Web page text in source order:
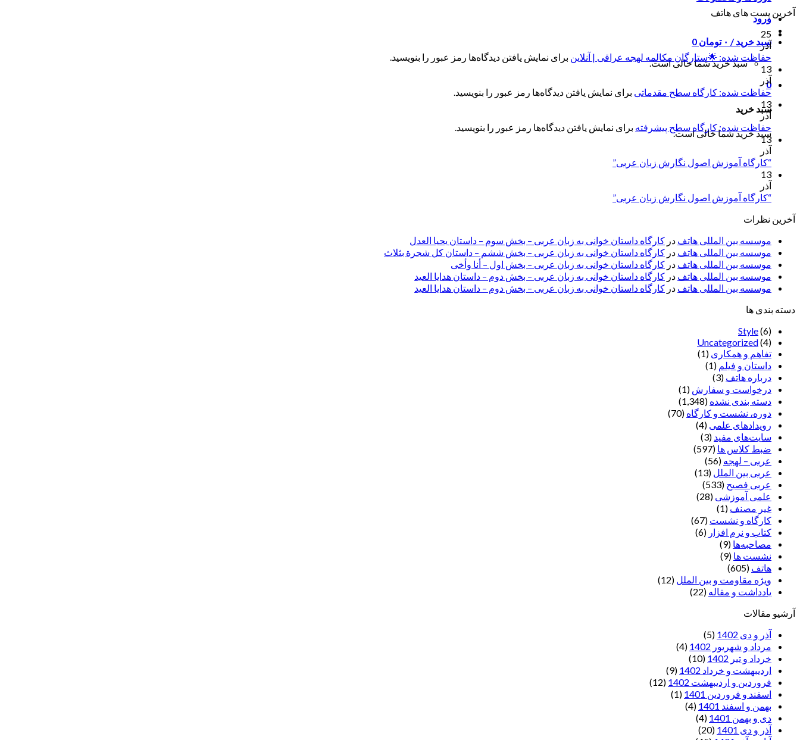
ورود
سبد خرید / ۰ تومان 0
سبد خرید شما خالی است.
0
سبد خرید
سبد خرید شما خالی است.
آخرین پست های هاتف
25
آذر
حفاظت شده: 🌟ستارگان مکالمه لهجه عراقی | آنلاین برای نمایش یافتن دیدگاه‌ها رمز عبور را بنویسید.
13
آذر
حفاظت شده: کارگاه سطح مقدماتی برای نمایش یافتن دیدگاه‌ها رمز عبور را بنویسید.
13
آذر
حفاظت شده: کارگاه سطح پیشرفته برای نمایش یافتن دیدگاه‌ها رمز عبور را بنویسید.
13
آذر
“کارگاه آموزش اصول نگارش زبان عربی”
13
آذر
“کارگاه آموزش اصول نگارش زبان عربی”
آخرین نظرات
موسسه بین المللی هاتف در کارگاه داستان خوانی به زبان عربی – بخش سوم – داستان یحیا العدل
موسسه بین المللی هاتف در کارگاه داستان خوانی به زبان عربی – بخش ششم – داستان کل شجرة بثلاث
موسسه بین المللی هاتف در کارگاه داستان خوانی به زبان عربی – بخش اول – أنا وأخی
موسسه بین المللی هاتف در کارگاه داستان خوانی به زبان عربی – بخش دوم – داستان هدایا العید
موسسه بین المللی هاتف در کارگاه داستان خوانی به زبان عربی – بخش دوم – داستان هدایا العید
دسته بندی ها
Style(6)
Uncategorized(4)
تفاهم و همکاری (1)
داستان و فیلم (1)
درباره هاتف (3)
درخواست و سفارش (1)
دسته بندی نشده (1,348)
دوره، نشست و کارگاه (70)
رویدادهای علمی (4)
سایت‌های مفید (3)
ضبط کلاس ها (597)
عربی – لهجه (56)
عربی بین الملل (13)
عربی فصیح (533)
علمی آموزشی (28)
غير مصنف (1)
کارگاه و نشست (67)
کتاب و نرم افزار (6)
مصاحبه‌ها (9)
نشست ها (9)
هاتف (605)
ویژه مقاومت و بین الملل (12)
یادداشت‌ و مقاله (22)
آرشیو مقالات
آذر و دی 1402
(5)
مرداد و شهریور 1402
(4)
خرداد و تیر 1402
(10)
اردیبهشت و خرداد 1402
(9)
فروردین و اردیبهشت 1402
(12)
اسفند و فروردین 1401
(1)
بهمن و اسفند 1401
(4)
دی و بهمن 1401
(4)
آذر و دی 1401
(20)